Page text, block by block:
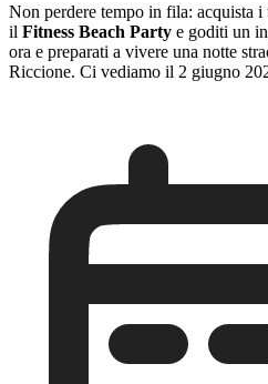
Non perdere tempo in fila: acquista
il Fitness Beach Party e goditi un
ora e preparati a vivere una notte
Riccione. Ci vediamo il 2 giugno